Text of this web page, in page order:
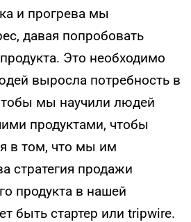
и прогрева мы
давая попробовать
Это необходимо
выросла потребность в
мы научили людей
продуктами, чтобы
в том, что мы им
стратегия продажи
продукта в нашей
быть стартер или tripwire.